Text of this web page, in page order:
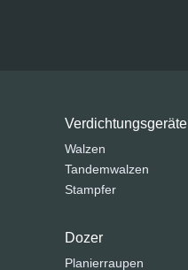
Verdichtungsgeräte
Walzen
Tandemwalzen
Stampfer
Dozer
Planierraupen